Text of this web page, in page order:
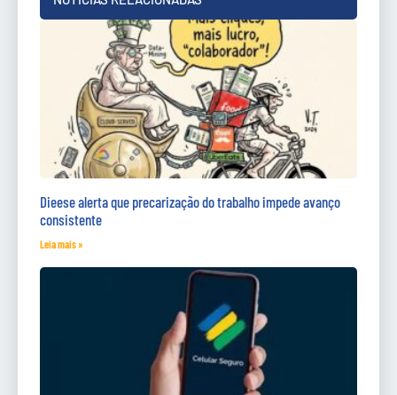
Dieese alerta que precarização do trabalho impede avanço
consistente
Leia mais »